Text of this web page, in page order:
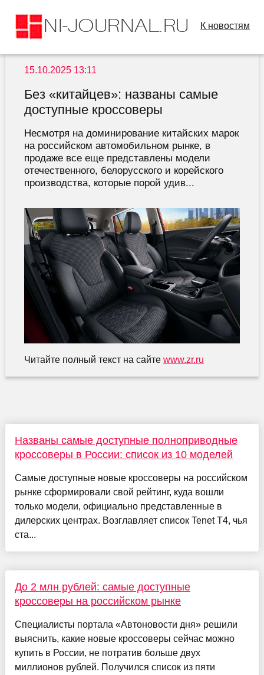
К новостям
15.10.2025 13:11
Без «китайцев»: названы самые
доступные кроссоверы
Несмотря на доминирование китайских марок
на российском автомобильном рынке, в
продаже все еще представлены модели
отечественного, белорусского и корейского
производства, которые порой удив...
Читайте полный текст на сайте www.zr.ru
Названы самые доступные полноприводные
кроссоверы в России: список из 10 моделей
Самые доступные новые кроссоверы на российском
рынке сформировали свой рейтинг, куда вошли
только модели, официально представленные в
дилерских центрах. Возглавляет список Tenet T4, чья
ста...
До 2 млн рублей: самые доступные
кроссоверы на российском рынке
Специалисты портала «Автоновости дня» решили
выяснить, какие новые кроссоверы сейчас можно
купить в России, не потратив больше двух
миллионов рублей. Получился список из пяти